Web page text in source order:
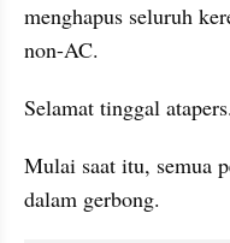
menghapus seluruh
non-AC.
Selamat tinggal atapers.
Mulai saat itu, semua
dalam gerbong.